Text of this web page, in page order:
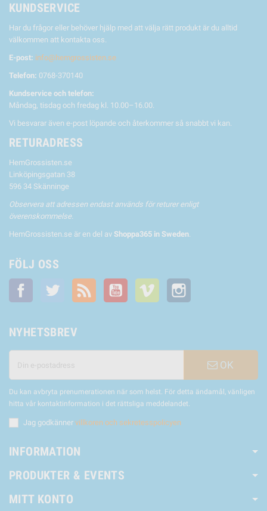
KUNDSERVICE
Har du frågor eller behöver hjälp med att välja rätt produkt är du alltid
välkommen att kontakta oss.
E-post: info@hemgrossisten.se
Telefon: 0768-370140
Kundservice och telefon:
Måndag, tisdag och fredag kl. 10.00–16.00.
Vi besvarar även e-post löpande och återkommer så snabbt vi kan.
RETURADRESS
HemGrossisten.se
Linköpingsgatan 38
596 34 Skänninge
Observera att adressen endast används för returer enligt
överenskommelse.
HemGrossisten.se är en del av Shoppa365 in Sweden.
FÖLJ OSS
Facebook Twitter RSS YouTube Vimeo
NYHETSBREV
OK
Du kan avbryta prenumerationen när som helst. För detta ändamål, vänligen
hitta vår kontaktinformation i det rättsliga meddelandet.
Jag godkänner villkoren och sekretesspolicyen
INFORMATION
PRODUKTER & EVENTS
MITT KONTO